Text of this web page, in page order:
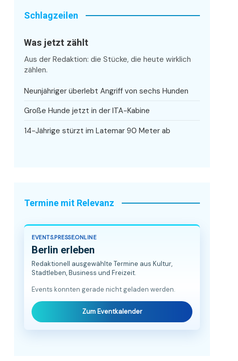
Schlagzeilen
Was jetzt zählt
Aus der Redaktion: die Stücke, die heute wirklich
zählen.
Neunjähriger überlebt Angriff von sechs Hunden
Große Hunde jetzt in der ITA-Kabine
14-Jährige stürzt im Latemar 90 Meter ab
Termine mit Relevanz
EVENTS.PRESSE.ONLINE
Berlin erleben
Redaktionell ausgewählte Termine aus Kultur,
Stadtleben, Business und Freizeit.
Events konnten gerade nicht geladen werden.
Zum Eventkalender